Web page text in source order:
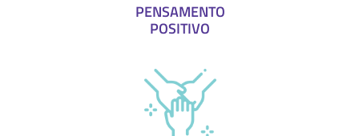
PENSAMENTO
POSITIVO